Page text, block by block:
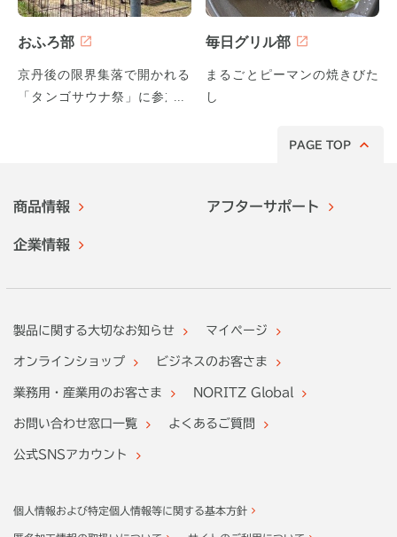
おふろ部
京丹後の限界集落で開かれる
「タンゴサウナ祭」に参加し
毎日グリル部
まるごとピーマンの焼きびた
し
PAGE TOP
商品情報 アフターサポート
企業情報
製品に関する大切なお知らせ マイページ
オンラインショップ ビジネスのお客さま
業務用・産業用のお客さま NORITZ Global
お問い合わせ窓口一覧 よくあるご質問
公式SNSアカウント
個人情報および特定個人情報等に関する基本方針